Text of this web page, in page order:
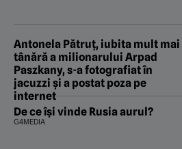
Antonela Pătruț, iubita mult mai
tânără a milionarului Arpad
Paszkany, s-a fotografiat în
jacuzzi şi a postat poza pe
internet
De ce își vinde Rusia aurul?
G4MEDIA